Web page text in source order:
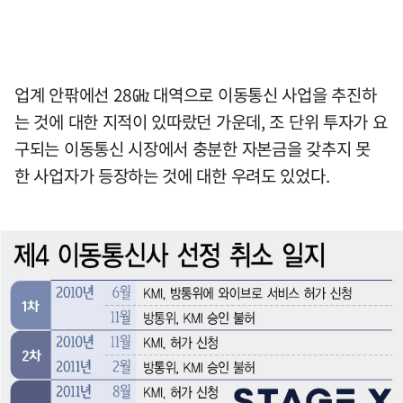
업계 안팎에선 28㎓ 대역으로 이동통신 사업을 추진하
는 것에 대한 지적이 있따랐던 가운데, 조 단위 투자가 요
구되는 이동통신 시장에서 충분한 자본금을 갖추지 못
한 사업자가 등장하는 것에 대한 우려도 있었다.